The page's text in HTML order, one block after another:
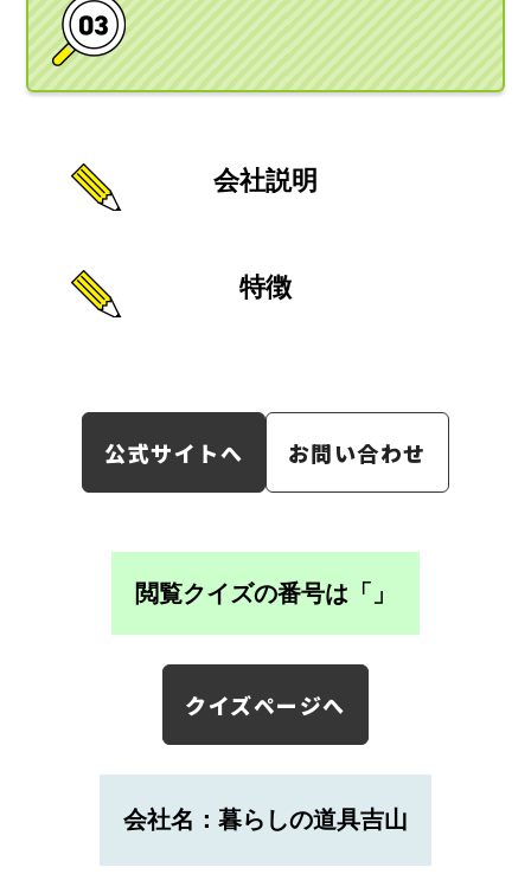
会社説明
特徴
公式サイトへ お問い合わせ
閲覧クイズの番号は「 」
クイズページへ
会社名：暮らしの道具吉山